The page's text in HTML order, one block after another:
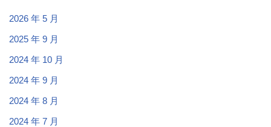
2026 年 5 月
2025 年 9 月
2024 年 10 月
2024 年 9 月
2024 年 8 月
2024 年 7 月